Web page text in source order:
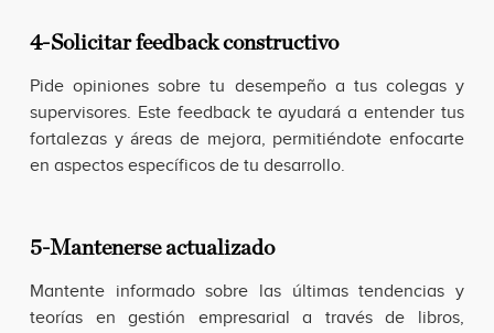
4-Solicitar feedback constructivo
Pide opiniones sobre tu desempeño a tus colegas y
supervisores. Este feedback te ayudará a entender tus
fortalezas y áreas de mejora, permitiéndote enfocarte
en aspectos específicos de tu desarrollo.
5-Mantenerse actualizado
Mantente informado sobre las últimas tendencias y
teorías en gestión empresarial a través de libros,